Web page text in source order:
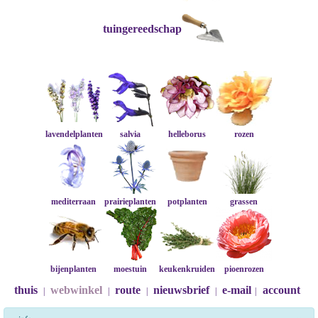
tuingereedschap
lavendelplanten salvia helleborus rozen
mediterraan prairieplanten potplanten grassen
bijenplanten moestuin keukenkruiden pioenrozen
thuis webwinkel route nieuwsbrief e-mail account